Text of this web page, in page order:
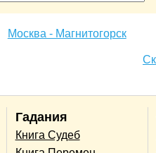
Москва - Магнитогорск
Гадания
Книга Судеб